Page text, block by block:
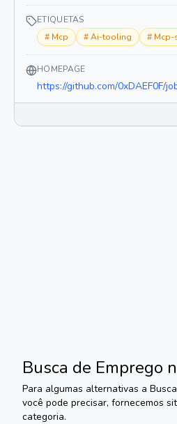
ETIQUETAS
# Mcp #Ai-tooling # Mcp-
HOMEPAGE
https://github.com/0xDAEF0F/
Busca de Emprego
Para algumas alternativas a
você pode precisar, fornecemos
categoria.